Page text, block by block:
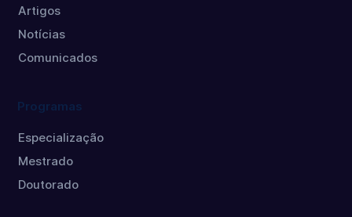
Artigos
Notícias
Comunicados
Programas
Especialização
Mestrado
Doutorado